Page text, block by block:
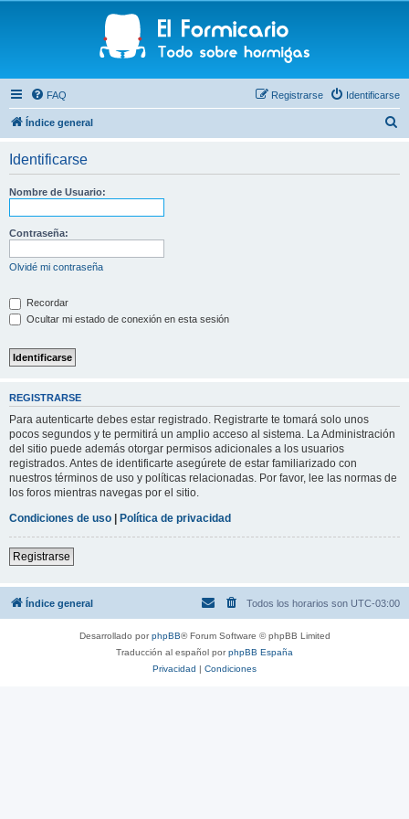
FAQ Identificarse
Registrarse
Índice general
Identificarse
Nombre de Usuario:
Contraseña:
Olvidé mi contraseña
Recordar
Ocultar mi estado de conexión en esta sesión
REGISTRARSE
Para autenticarte debes estar registrado. Registrarte te tomará solo unos
pocos segundos y te permitirá un amplio acceso al sistema. La Administración
del sitio puede además otorgar permisos adicionales a los usuarios
registrados. Antes de identificarte asegúrete de estar familiarizado con
nuestros términos de uso y políticas relacionadas. Por favor, lee las normas de
los foros mientras navegas por el sitio.
Condiciones de uso | Política de privacidad
Registrarse
Índice general Todos los horarios son UTC-03:00
Desarrollado porphpBB® Forum Software © phpBB Limited
Traducción al español porphpBB España
Privacidad | Condiciones